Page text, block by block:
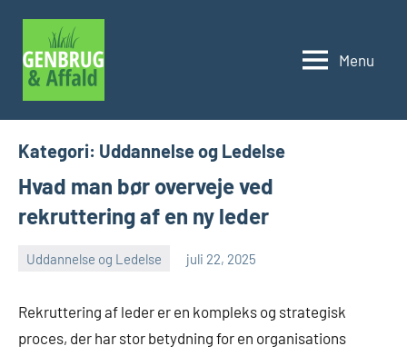
indhold
Menu
Kategori: Uddannelse og Ledelse
Hvad man bør overveje ved
rekruttering af en ny leder
Uddannelse og Ledelse juli 22, 2025
Rekruttering af leder er en kompleks og strategisk
proces, der har stor betydning for en organisations